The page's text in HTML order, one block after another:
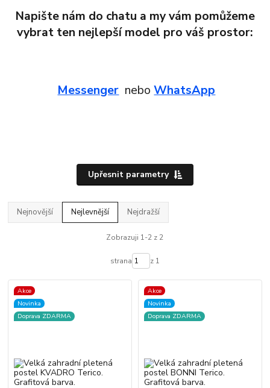
Napište nám do chatu a my vám pomůžeme
vybrat ten nejlepší model pro váš prostor:
Messenger neboWhatsApp
Upřesnit parametry
Nejnovější Nejlevnější Nejdražší
Zobrazuji 1-2 z 2
strana z 1
Akce
Novinka
Doprava ZDARMA
Akce
Novinka
Doprava ZDARMA